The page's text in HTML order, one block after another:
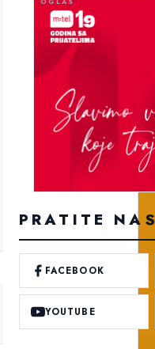
PRATITE NAS
FACEBOOK
YOUTUBE